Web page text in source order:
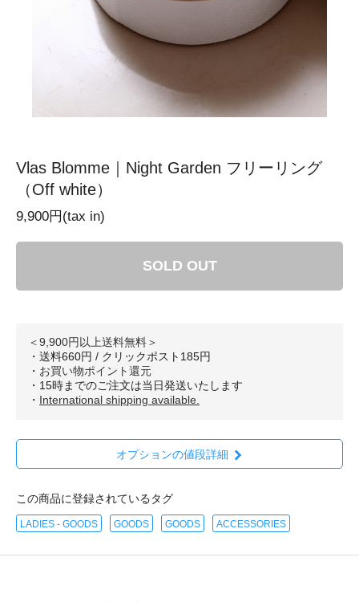
Vlas Blomme｜Night Garden フリーリング
（Off white）
9,900円(tax in)
SOLD OUT
＜9,900円以上送料無料＞
・送料660円 / クリックポスト185円
・ お買い物ポイント還元
・15時までのご注文は当日発送いたします
・ International shipping available.
オプションの値段詳細
この商品に登録されているタグ
LADIES - GOODS GOODS GOODS ACCESSORIES